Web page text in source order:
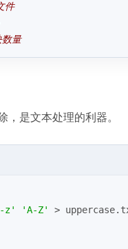
件
量
是文本处理的利器。
z' 'A-Z'
>